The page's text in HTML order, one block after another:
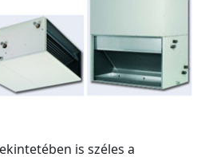
is széles a